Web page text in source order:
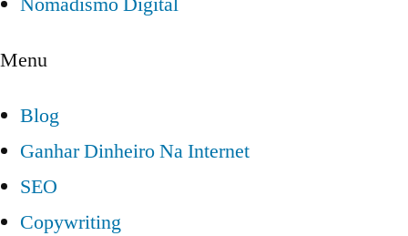
Menu
Blog
Ganhar Dinheiro Na Internet
SEO
Copywriting